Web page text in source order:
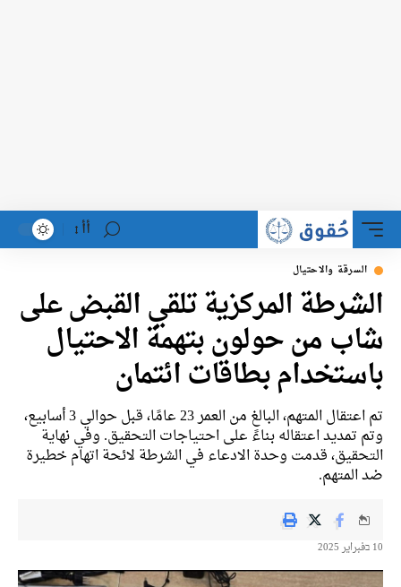
أأ
السرقة والاحتيال
الشرطة المركزية تلقي القبض على
شاب من حولون بتهمة الاحتيال
باستخدام بطاقات ائتمان
تم اعتقال المتهم، البالغ من العمر 23 عامًا، قبل حوالي 3 أسابيع،
وتم تمديد اعتقاله بناءً على احتياجات التحقيق. وفي نهاية
التحقيق، قدمت وحدة الادعاء في الشرطة لائحة اتهام خطيرة
ضد المتهم.
10 בفبراير 2025